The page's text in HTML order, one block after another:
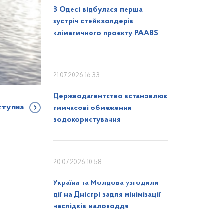
В Одесі відбулася перша
зустріч стейкхолдерів
кліматичного проєкту PAABS
21.07.2026 16:33
Держводагентство встановлює
тимчасові обмеження
водокористування
20.07.2026 10:58
Україна та Молдова узгодили
дії на Дністрі задля мінімізації
наслідків маловоддя